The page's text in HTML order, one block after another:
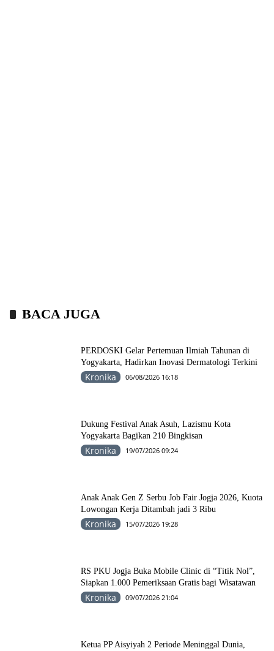
BACA JUGA
PERDOSKI Gelar Pertemuan Ilmiah Tahunan di
Yogyakarta, Hadirkan Inovasi Dermatologi Terkini
Kronika 06/08/2026 16:18
Dukung Festival Anak Asuh, Lazismu Kota
Yogyakarta Bagikan 210 Bingkisan
Kronika 19/07/2026 09:24
Anak Anak Gen Z Serbu Job Fair Jogja 2026, Kuota
Lowongan Kerja Ditambah jadi 3 Ribu
Kronika 15/07/2026 19:28
RS PKU Jogja Buka Mobile Clinic di “Titik Nol”,
Siapkan 1.000 Pemeriksaan Gratis bagi Wisatawan
Kronika 09/07/2026 21:04
Ketua PP Aisyiyah 2 Periode Meninggal Dunia,